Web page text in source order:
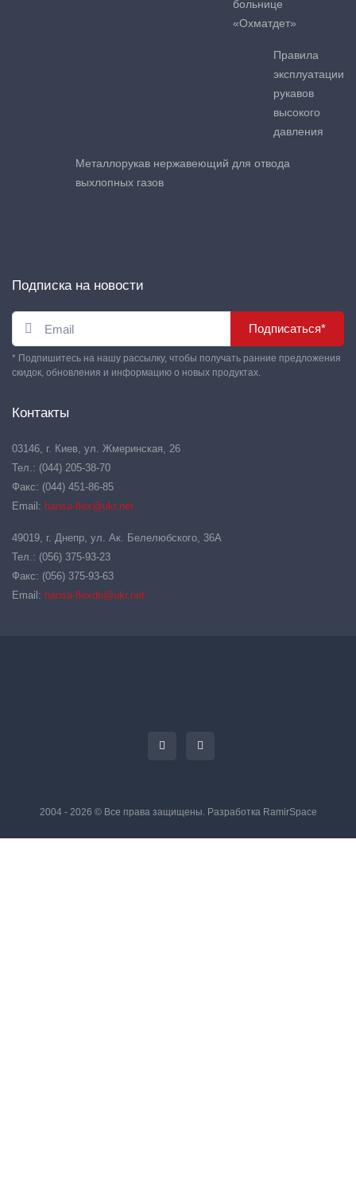
больнице
«Охматдет»
Правила
эксплуатации
рукавов
высокого
давления
Металлорукав нержавеющий для отвода
выхлопных газов
Подписка на новости
Подписаться*
* Подпишитесь на нашу рассылку, чтобы получать ранние предложения
скидок, обновления и информацию о новых продуктах.
Контакты
03146, г. Киев, ул. Жмеринская, 26
Тел.: (044) 205-38-70
Факс: (044) 451-86-85
Email: hansa-flex@ukr.net
49019, г. Днепр, ул. Ак. Белелюбского, 36А
Тел.: (056) 375-93-23
Факс: (056) 375-93-63
Email: hansa-flexdn@ukr.net
2004 - 2026 © Все права защищены. Разработка RamirSpace